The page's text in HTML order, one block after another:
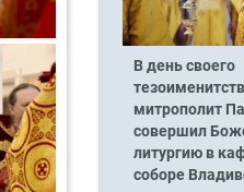
В день своего
митрополит
совершил
литургию в
соборе